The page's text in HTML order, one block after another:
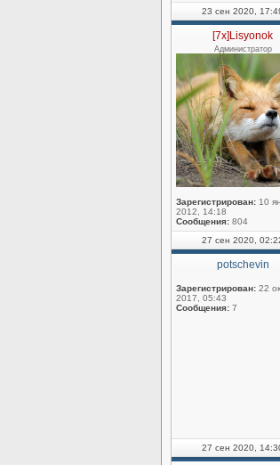
23 сен 2020,
[7x]Lisyonok
Администратор
Зарегистрирован: 10
2012, 14:18
Сообщения: 804
27 сен 2020,
potschevin
Зарегистрирован: 22
2017, 05:43
Сообщения: 7
27 сен 2020,